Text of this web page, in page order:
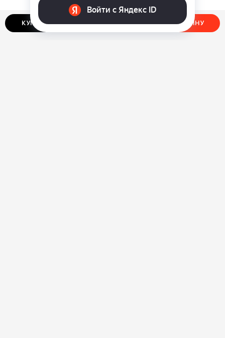
КУПИТЬ В ОДИН КЛИК ДОБАВИТЬ В КОРЗИНУ